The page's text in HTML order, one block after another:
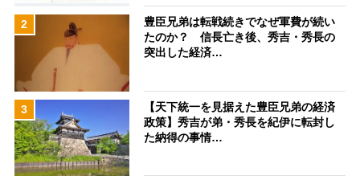
2
豊臣兄弟は転戦続きでなぜ軍費が続い
たのか？ 信長亡き後、秀吉・秀長の
突出した経済…
3
【天下統一を見据えた豊臣兄弟の経済
政策】秀吉が弟・秀長を紀伊に転封し
た納得の事情…